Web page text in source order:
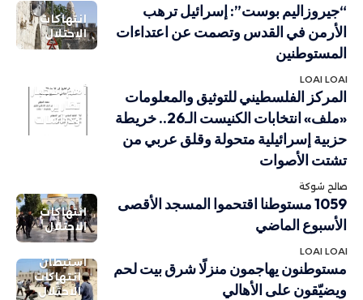
انتهاكات
الاحتلال
“جيروزاليم بوست”: إسرائيل ترهب
الأرمن في القدس وتصمت عن اعتداءات
المستوطنين
LOAI LOAI
أهم الاخبار
تقارير
ودراسات
المركز الفلسطيني للتوثيق والمعلومات
«ملف» انتخابات الكنيست الـ26.. خريطة
حزبية إسرائيلية متحولة وقلق عربي من
تشتت الأصوات
صالح شوكة
انتهاكات
الاحتلال
1059 مستوطنا اقتحموا المسجد الأقصى
الأسبوع الماضي
LOAI LOAI
استيطان
انتهاكات
الاحتلال
مستوطنون يهاجمون منزلًا شرق بيت لحم
ويضيّقون على الأهالي